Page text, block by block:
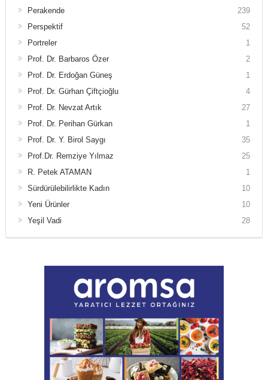
Perakende
239
Perspektif
52
Portreler
1
Prof. Dr. Barbaros Özer
2
Prof. Dr. Erdoğan Güneş
1
Prof. Dr. Gürhan Çiftçioğlu
4
Prof. Dr. Nevzat Artık
27
Prof. Dr. Perihan Gürkan
1
Prof. Dr. Y. Birol Saygı
35
Prof.Dr. Remziye Yılmaz
25
R. Petek ATAMAN
1
Sürdürülebilirlikte Kadın
10
Yeni Ürünler
10
Yeşil Vadi
28